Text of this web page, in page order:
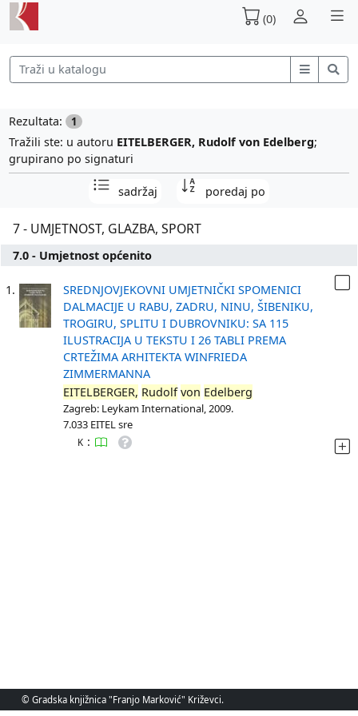
(0)
Rezultata: 1
Tražili ste: u autoru EITELBERGER, Rudolf von Edelberg;
grupirano po signaturi
sadržaj poredaj po
7 - UMJETNOST, GLAZBA, SPORT
7.0 - Umjetnost općenito
1.
SREDNJOVJEKOVNI UMJETNIČKI SPOMENICI
DALMACIJE U RABU, ZADRU, NINU, ŠIBENIKU,
TROGIRU, SPLITU I DUBROVNIKU: SA 115
ILUSTRACIJA U TEKSTU I 26 TABLI PREMA
CRTEŽIMA ARHITEKTA WINFRIEDA
ZIMMERMANNA
EITELBERGER, Rudolf von Edelberg
Zagreb: Leykam International, 2009.
7.033 EITEL sre
K :
© Gradska knjižnica "Franjo Marković" Križevci.